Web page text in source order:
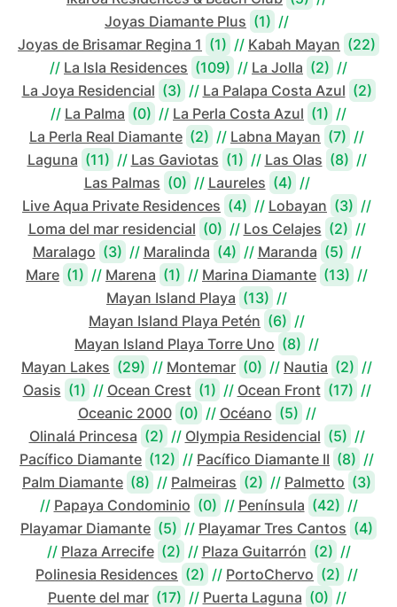
Joyas Diamante Plus (1) //
Joyas de Brisamar Regina 1 (1) // Kabah Mayan (22)
// La Isla Residences (109) // La Jolla (2) //
La Joya Residencial (3) // La Palapa Costa Azul (2)
// La Palma (0) // La Perla Costa Azul (1) //
La Perla Real Diamante (2) // Labna Mayan (7) //
Laguna (11) // Las Gaviotas (1) // Las Olas (8) //
Las Palmas (0) // Laureles (4) //
Live Aqua Private Residences (4) // Lobayan (3) //
Loma del mar residencial (0) // Los Celajes (2) //
Maralago (3) // Maralinda (4) // Maranda (5) //
Mare (1) // Marena (1) // Marina Diamante (13) //
Mayan Island Playa (13) //
Mayan Island Playa Petén (6) //
Mayan Island Playa Torre Uno (8) //
Mayan Lakes (29) // Montemar (0) // Nautia (2) //
Oasis (1) // Ocean Crest (1) // Ocean Front (17) //
Oceanic 2000 (0) // Océano (5) //
Olinalá Princesa (2) // Olympia Residencial (5) //
Pacífico Diamante (12) // Pacífico Diamante II (8) //
Palm Diamante (8) // Palmeiras (2) // Palmetto (3)
// Papaya Condominio (0) // Península (42) //
Playamar Diamante (5) // Playamar Tres Cantos (4)
// Plaza Arrecife (2) // Plaza Guitarrón (2) //
Polinesia Residences (2) // PortoChervo (2) //
Puente del mar (17) // Puerta Laguna (0) //